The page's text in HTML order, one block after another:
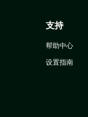
支持
帮助中心
设置指南